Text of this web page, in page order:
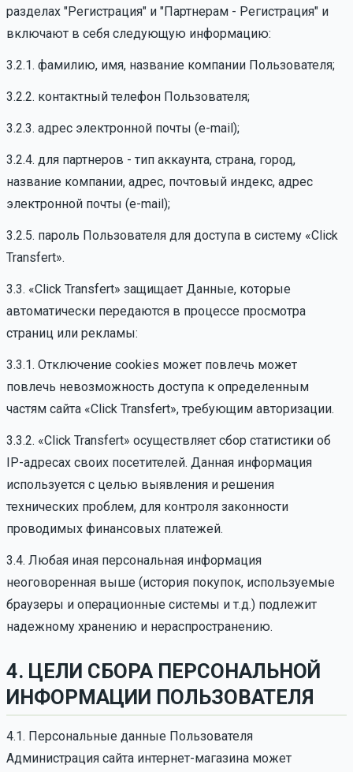
разделах "Регистрация" и "Партнерам - Регистрация" и
включают в себя следующую информацию:
3.2.1. фамилию, имя, название компании Пользователя;
3.2.2. контактный телефон Пользователя;
3.2.3. адрес электронной почты (e-mail);
3.2.4. для партнеров - тип аккаунта, страна, город,
название компании, адрес, почтовый индекс, адрес
электронной почты (e-mail);
3.2.5. пароль Пользователя для доступа в систему «Click
Transfert».
3.3. «Click Transfert» защищает Данные, которые
автоматически передаются в процессе просмотра
страниц или рекламы:
3.3.1. Отключение cookies может повлечь может
повлечь невозможность доступа к определенным
частям сайта «Click Transfert», требующим авторизации.
3.3.2. «Click Transfert» осуществляет сбор статистики об
IP-адресах своих посетителей. Данная информация
используется с целью выявления и решения
технических проблем, для контроля законности
проводимых финансовых платежей.
3.4. Любая иная персональная информация
неоговоренная выше (история покупок, используемые
браузеры и операционные системы и т.д.) подлежит
надежному хранению и нераспространению.
4. ЦЕЛИ СБОРА ПЕРСОНАЛЬНОЙ
ИНФОРМАЦИИ ПОЛЬЗОВАТЕЛЯ
4.1. Персональные данные Пользователя
Администрация сайта интернет-магазина может